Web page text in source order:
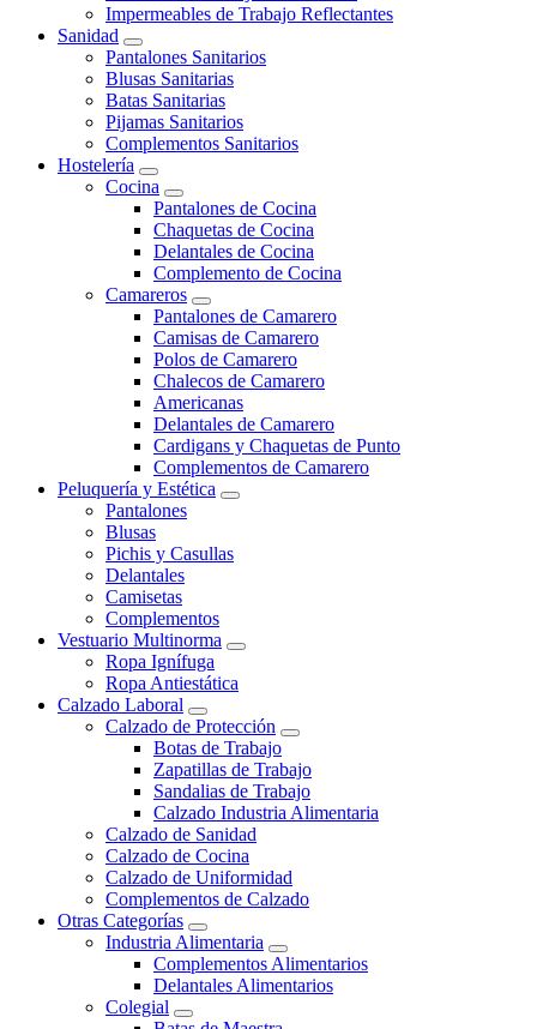
Impermeables de Trabajo Reflectantes
Sanidad
Pantalones Sanitarios
Blusas Sanitarias
Batas Sanitarias
Pijamas Sanitarios
Complementos Sanitarios
Hostelería
Cocina
Pantalones de Cocina
Chaquetas de Cocina
Delantales de Cocina
Complemento de Cocina
Camareros
Pantalones de Camarero
Camisas de Camarero
Polos de Camarero
Chalecos de Camarero
Americanas
Delantales de Camarero
Cardigans y Chaquetas de Punto
Complementos de Camarero
Peluquería y Estética
Pantalones
Blusas
Pichis y Casullas
Delantales
Camisetas
Complementos
Vestuario Multinorma
Ropa Ignífuga
Ropa Antiestática
Calzado Laboral
Calzado de Protección
Botas de Trabajo
Zapatillas de Trabajo
Sandalias de Trabajo
Calzado Industria Alimentaria
Calzado de Sanidad
Calzado de Cocina
Calzado de Uniformidad
Complementos de Calzado
Otras Categorías
Industria Alimentaria
Complementos Alimentarios
Delantales Alimentarios
Colegial